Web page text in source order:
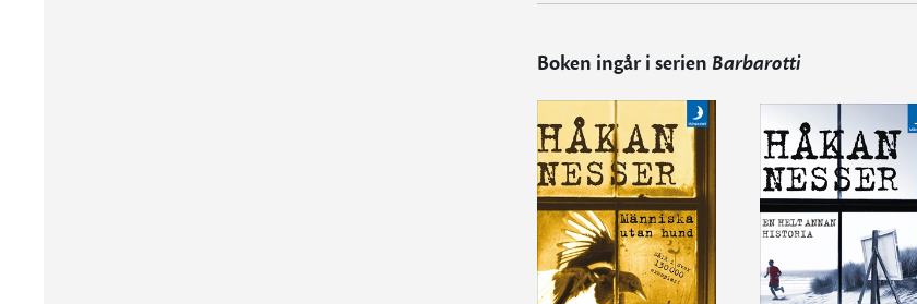
Boken ingår i serien Barbarotti